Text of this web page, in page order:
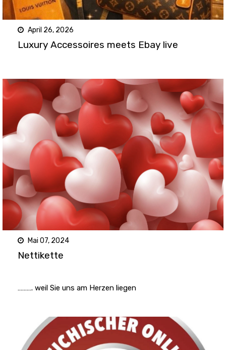
April 26, 2026
Luxury Accessoires meets Ebay live
Mai 07, 2024
Nettikette
………. weil Sie uns am Herzen liegen